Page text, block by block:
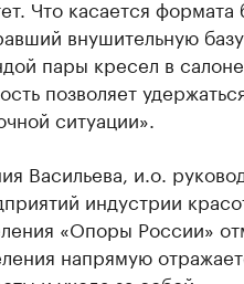
Что касается
внушительную
пары кресел в
позволяет
ситуации».
Васильева, и.о.
индустрии
«Опоры России»
напрямую